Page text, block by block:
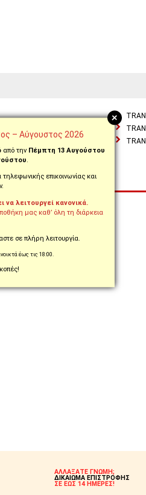
ΑΛΛΑΞΑΤΕ ΓΝΩΜΗ;
ΔΙΚΑΙΩΜΑ ΕΠΙΣΤΡΟΦΗΣ
ΣΕ ΕΩΣ 14 ΗΜΕΡΕΣ!
+
– Αύγουστος 2026
από τηνΠέμπτη 13 Αυγούστου
.
επικοινωνίας και
να λειτουργεί κανονικά.
μας καθ’ όλη τη διάρκεια
σε πλήρη λειτουργία.
έως τις 18:00.